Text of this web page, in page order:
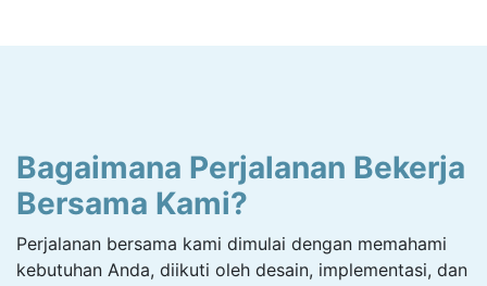
Bagaimana Perjalanan Bekerja
Bersama Kami?
Perjalanan bersama kami dimulai dengan memahami
kebutuhan Anda, diikuti oleh desain, implementasi, dan